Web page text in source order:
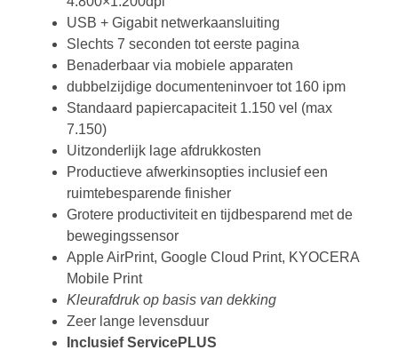
USB + Gigabit netwerkaansluiting
Slechts 7 seconden tot eerste pagina
Benaderbaar via mobiele apparaten
dubbelzijdige documenteninvoer tot 160 ipm
Standaard papiercapaciteit 1.150 vel (max
7.150)
Uitzonderlijk lage afdrukkosten
Productieve afwerkinsopties inclusief een
ruimtebesparende finisher
Grotere productiviteit en tijdbesparend met de
bewegingssensor
Apple AirPrint, Google Cloud Print, KYOCERA
Mobile Print
Kleurafdruk op basis van dekking
Zeer lange levensduur
Inclusief ServicePLUS